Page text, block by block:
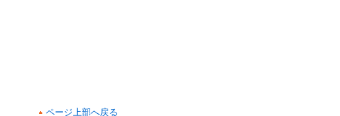
ページ上部へ戻る